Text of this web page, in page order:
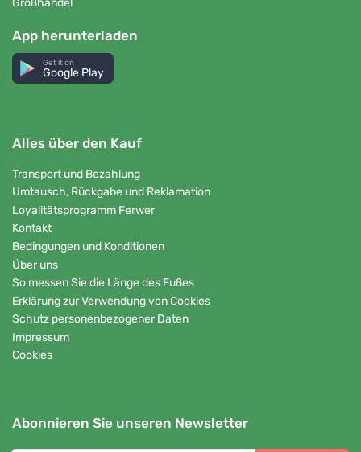
Großhandel
App herunterladen
Get it on
Google Play
Alles über den Kauf
Transport und Bezahlung
Umtausch, Rückgabe und Reklamation
Loyalitätsprogramm Ferwer
Kontakt
Bedingungen und Konditionen
Über uns
So messen Sie die Länge des Fußes
Erklärung zur Verwendung von Cookies
Schutz personenbezogener Daten
Impressum
Cookies
Abonnieren Sie unseren Newsletter